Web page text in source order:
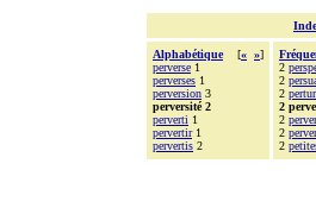
Alphabétique [« »]
perverse 1
perverses 1
perversion 3
perversité 2
perverti 1
pervertir1
pervertis 2
2
2
2
2
2
2
2